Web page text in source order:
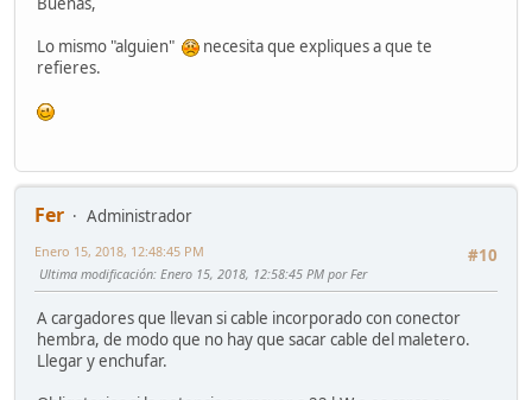
Lo mismo "alguien"
necesita que expliques a que te
refieres.
Fer
Administrador
#10
Enero 15, 2018, 12:48:45 PM
Ultima modificación: Enero 15, 2018, 12:58:45 PM por Fer
A cargadores que llevan si cable incorporado con conector
hembra, de modo que no hay que sacar cable del maletero.
Llegar y enchufar.